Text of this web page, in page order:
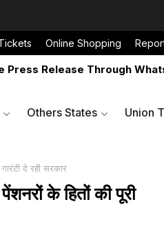
Online Shopping
Release Through WhatsApp
Others States Union
दे रही सरकार
के हितों की पूरी